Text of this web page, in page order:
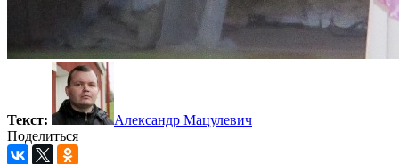
Текст:
Александр Мацулевич
Поделиться